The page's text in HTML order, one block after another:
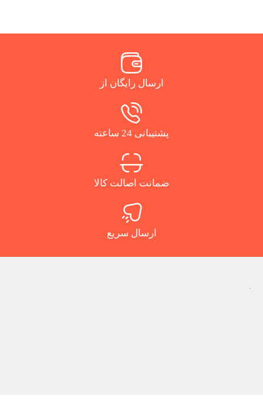
ارسال رایگان از
پشتیبانی 24 ساعته
ضمانت اصالت کالا
ارسال سریع
.